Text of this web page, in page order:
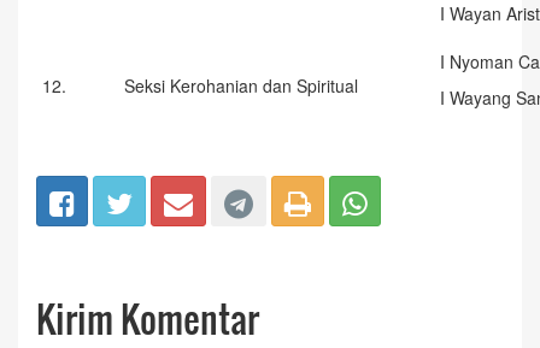
I Wayan
12. Seksi Kerohanian dan Spiritual
I Nyoman
I Wayang
Kirim Komentar